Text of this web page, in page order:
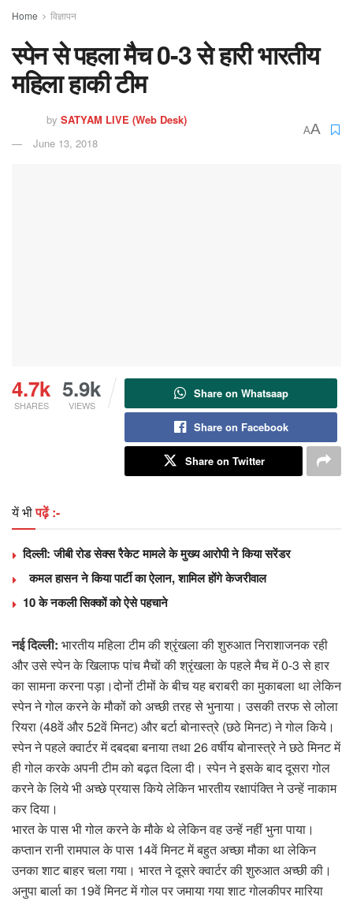
Home विज्ञापन
स्पेन से पहला मैच 0-3 से हारी भारतीय
महिला हाकी टीम
by SATYAM LIVE (Web Desk)
June 13, 2018
AA
4.7k
SHARES
5.9k
VIEWS
Share on Whatsaap
Share on Facebook
Share on Twitter
यें भीपढ़ें :-
दिल्ली: जीबी रोड सेक्स रैकेट मामले के मुख्य आरोपी ने किया सरेंडर
कमल हासन ने किया पार्टी का ऐलान, शामिल होंगे केजरीवाल
10 के नकली सिक्कों को ऐसे पहचाने
नई दिल्ली: भारतीय महिला टीम की श्रृंखला की शुरुआत निराशाजनक रही
और उसे स्पेन के खिलाफ पांच मैचों की श्रृंखला के पहले मैच में 0-3 से हार
का सामना करना पड़ा।दोनों टीमों के बीच यह बराबरी का मुकाबला था लेकिन
स्पेन ने गोल करने के मौकों को अच्छी तरह से भुनाया। उसकी तरफ से लोला
रियरा (48वें और 52वें मिनट) और बर्टा बोनास्त्रे (छठे मिनट) ने गोल किये।
स्पेन ने पहले क्वार्टर में दबदबा बनाया तथा 26 वर्षीय बोनास्त्रे ने छठे मिनट में
ही गोल करके अपनी टीम को बढ़त दिला दी। स्पेन ने इसके बाद दूसरा गोल
करने के लिये भी अच्छे प्रयास किये लेकिन भारतीय रक्षापंक्ति ने उन्हें नाकाम
कर दिया।
भारत के पास भी गोल करने के मौके थे लेकिन वह उन्हें नहीं भुना पाया।
कप्तान रानी रामपाल के पास 14वें मिनट में बहुत अच्छा मौका था लेकिन
उनका शाट बाहर चला गया। भारत ने दूसरे क्वार्टर की शुरुआत अच्छी की।
अनुपा बार्ला का 19वें मिनट में गोल पर जमाया गया शाट गोलकीपर मारिया